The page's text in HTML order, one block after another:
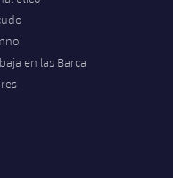
en las Barça